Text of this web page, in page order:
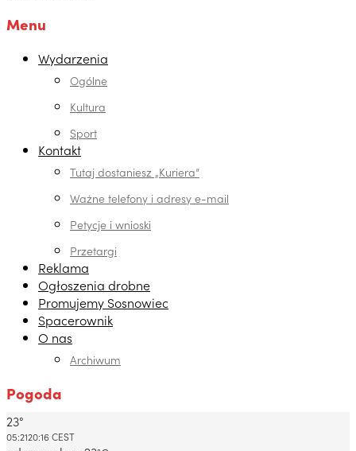
Menu
Wydarzenia
Ogólne
Kultura
Sport
Kontakt
Tutaj dostaniesz „Kuriera”
Ważne telefony i adresy e-mail
Petycje i wnioski
Przetargi
Reklama
Ogłoszenia drobne
Promujemy Sosnowiec
Spacerownik
O nas
Archiwum
Pogoda
Dabrowa Gornicza, PL
23°
05:2120:16 CEST